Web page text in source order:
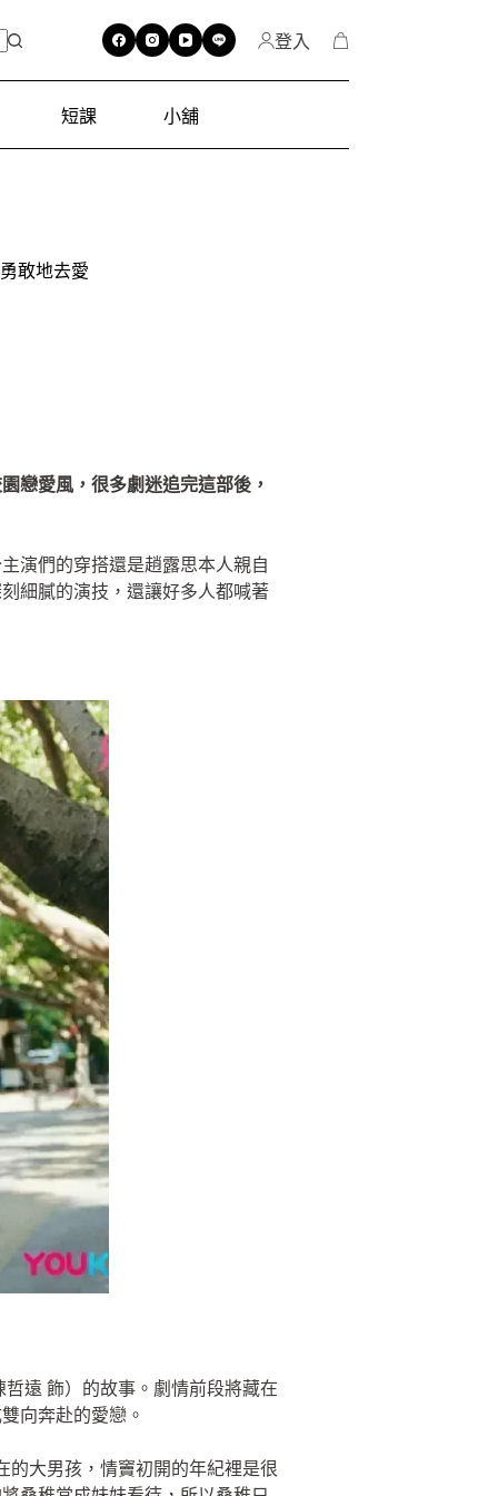
登入
短課 小舖
敢地去愛
戀愛風，很多劇迷追完這部後，
演們的穿搭還是趙露思本人親自
細膩的演技，還讓好多人都喊著
遠 飾）的故事。劇情前段將藏在
向奔赴的愛戀。
的大男孩，情竇初開的年紀裡是很